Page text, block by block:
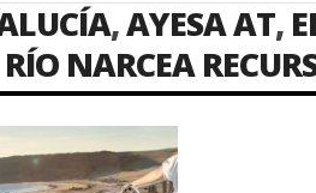
,AYESA AT,
RÍO NARCEA